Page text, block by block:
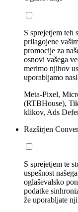
S sprejetjem teh
prilagojene
promocije za
osnovi vašega
merimo njihov
uporabljamo
Meta-Pixel,
(RTBHouse),
klikov, Ads
Razširjen
S sprejetjem te
uspešnost
oglaševalsko
podatke
že uporabljate